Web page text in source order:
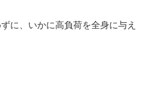
に、いかに高負荷を全身に与え